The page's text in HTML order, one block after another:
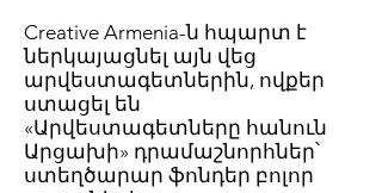
Creative Armenia-ն հպարտ է
ներկայացնել այն վեց
արվեստագետներին, ովքեր
ստացել են
«Արվեստագետները հանուն
Արցախի» դրամաշնորհներ՝
ստեղծարար ֆոնդեր բոլոր